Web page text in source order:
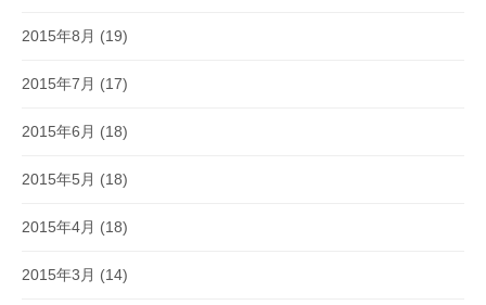
2015年8月 (19)
2015年7月 (17)
2015年6月 (18)
2015年5月 (18)
2015年4月 (18)
2015年3月 (14)